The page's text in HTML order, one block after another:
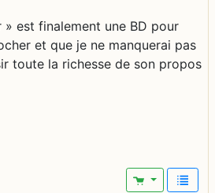
» est finalement une BD pour
et que je ne manquerai pas
toute la richesse de son propos